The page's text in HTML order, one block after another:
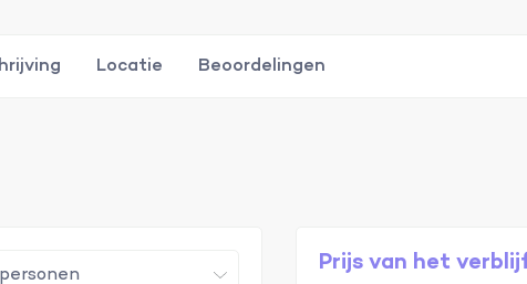
Locatie Beoordelingen
Prijs van het